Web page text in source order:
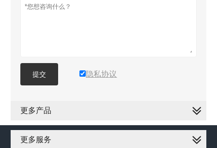
提交 隐私协议
更多产品
更多服务